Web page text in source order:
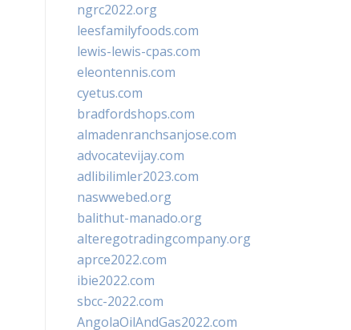
ngrc2022.org
leesfamilyfoods.com
lewis-lewis-cpas.com
eleontennis.com
cyetus.com
bradfordshops.com
almadenranchsanjose.com
advocatevijay.com
adlibilimler2023.com
naswwebed.org
balithut-manado.org
alteregotradingcompany.org
aprce2022.com
ibie2022.com
sbcc-2022.com
AngolaOilAndGas2022.com